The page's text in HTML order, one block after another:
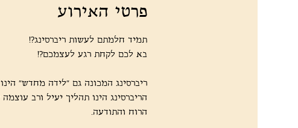
פרטי האירוע
תמיד חלמתם לעשות ריברסינג?!
בא לכם לקחת רגע לעצמכם?!
ריברסינג המכונה גם “לידה מחדש”
הריברסינג הינו תהליך יעיל ורב
הרוח והתודעה.